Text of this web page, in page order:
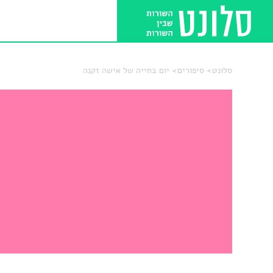
סלונט סיפורים יום בחייה של אישה זקנה